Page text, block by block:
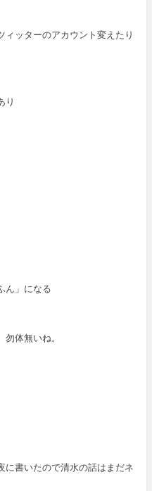
ッターのアカウント変えたり
り
ん」になる
体無いね。
に書いたので清水の話はまだネ